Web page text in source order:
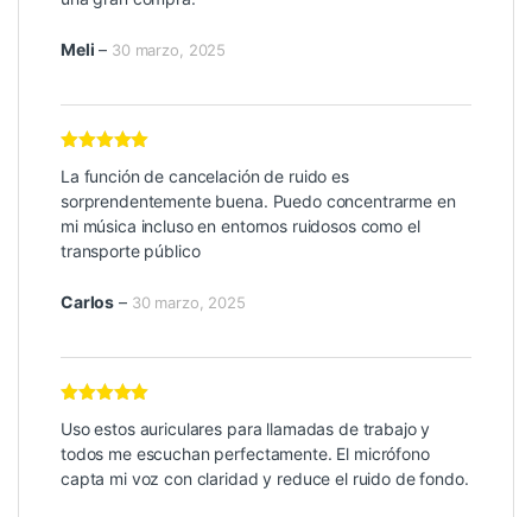
Meli – 30 marzo, 2025
5de 5
La función de cancelación de ruido es
sorprendentemente buena. Puedo concentrarme en
mi música incluso en entornos ruidosos como el
transporte público
Carlos – 30 marzo, 2025
5de 5
Uso estos auriculares para llamadas de trabajo y
todos me escuchan perfectamente. El micrófono
capta mi voz con claridad y reduce el ruido de fondo.